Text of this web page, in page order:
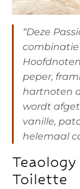
“Deze
combinatie
peper,
hartnoten
wordt
vanille,
helemaal
Toilette